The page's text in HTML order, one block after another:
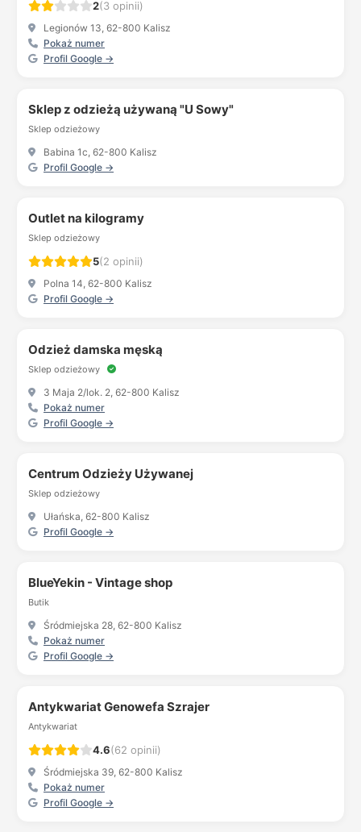
2(3 opinii)
Legionów 13, 62-800 Kalisz
Pokaż numer
Profil Google →
Sklep z odzieżą używaną "U Sowy"
Sklep odzieżowy
Babina 1c, 62-800 Kalisz
Profil Google →
Outlet na kilogramy
Sklep odzieżowy
5(2 opinii)
Polna 14, 62-800 Kalisz
Profil Google →
Odzież damska męską
Sklep odzieżowy
3 Maja 2/lok. 2, 62-800 Kalisz
Pokaż numer
Profil Google →
Centrum Odzieży Używanej
Sklep odzieżowy
Ułańska, 62-800 Kalisz
Profil Google →
BlueYekin - Vintage shop
Butik
Śródmiejska 28, 62-800 Kalisz
Pokaż numer
Profil Google →
Antykwariat Genowefa Szrajer
Antykwariat
4.6(62 opinii)
Śródmiejska 39, 62-800 Kalisz
Pokaż numer
Profil Google →